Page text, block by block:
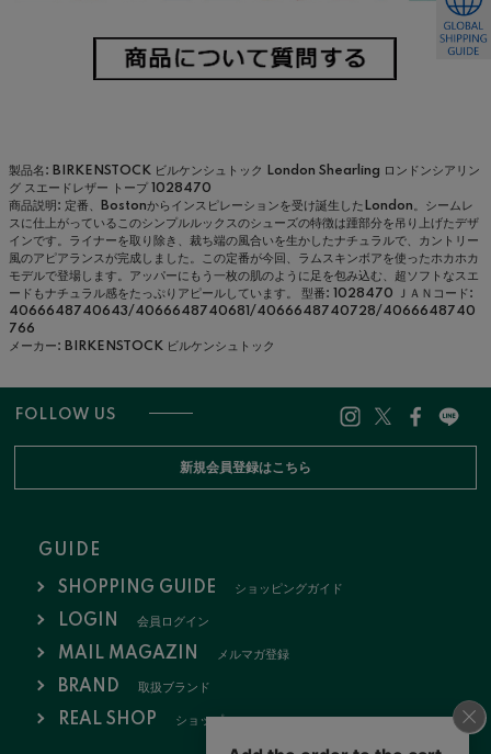
製品名: BIRKENSTOCK ビルケンシュトック London Shearling ロンドンシアリン
グ スエードレザー トープ 1028470
商品説明: 定番、Bostonからインスピレーションを受け誕生したLondon。シームレ
スに仕上がっているこのシンプルルックスのシューズの特徴は踵部分を吊り上げたデザ
インです。ライナーを取り除き、裁ち端の風合いを生かしたナチュラルで、カントリー
風のアピアランスが完成しました。この定番が今回、ラムスキンボアを使ったホカホカ
モデルで登場します。アッパーにもう一枚の肌のように足を包み込む、超ソフトなスエ
ードもナチュラル感をたっぷりアピールしています。
型番: 1028470 ＪＡＮコード:
4066648740643/4066648740681/4066648740728/4066648740
766
メーカー: BIRKENSTOCK ビルケンシュトック
FOLLOW US
新規会員登録はこちら
GUIDE
SHOPPING GUIDE ショッピングガイド
LOGIN 会員ログイン
MAIL MAGAZIN メルマガ登録
BRAND 取扱ブランド
REAL SHOP ショップ